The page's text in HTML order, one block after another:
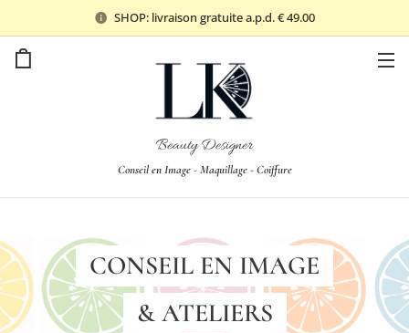
SHOP: livraison gratuite a.p.d. € 49.00
Beauty Designer
Conseil en Image - Maquillage - Coiffure
CONSEIL EN IMAGE
&ATELIERS